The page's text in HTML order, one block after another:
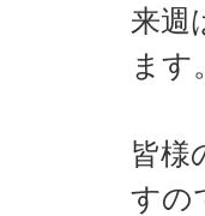
来週
ます
皆様
すの